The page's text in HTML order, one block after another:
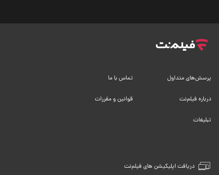
دریافت اپلیکیشن های فیلم‌نت
پرسش‌های متداول تماس با ما
درباره فیلم‌نت قوانین و مقررات
تبلیغات